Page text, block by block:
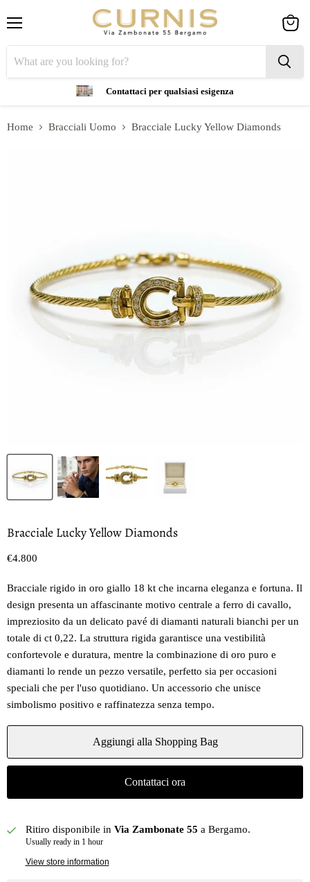
Contattaci per qualsiasi esigenza
cart
Home Bracciali Uomo Bracciale Lucky Yellow Diamonds
Bracciale Lucky Yellow Diamonds
Prezzo oggi
€4.800
Bracciale rigido in oro giallo 18 kt che incarna eleganza e fortuna. Il
design presenta un affascinante motivo centrale a ferro di cavallo,
impreziosito da un delicato pavé di diamanti naturali bianchi per un
totale di ct 0,22. La struttura rigida garantisce una vestibilità
confortevole e duratura, mentre la combinazione di oro puro e
diamanti lo rende un pezzo versatile, perfetto sia per occasioni
speciali che per l'uso quotidiano. Un accessorio che unisce
simbolismo positivo e raffinatezza senza tempo.
Aggiungi alla Shopping Bag
Contattaci ora
Ritiro disponibile in Via Zambonate 55 a Bergamo.
Usually ready in 1 hour
View store information